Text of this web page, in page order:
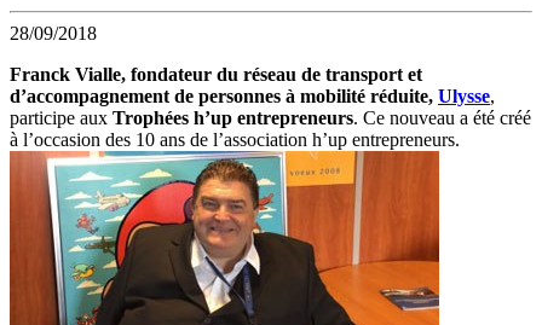
28/09/2018
Franck Vialle, fondateur du réseau de transport et
d’accompagnement de personnes à mobilité réduite, Ulysse,
participe aux Trophées h’up entrepreneurs. Ce nouveau a été créé
à l’occasion des 10 ans de l’association h’up entrepreneurs.